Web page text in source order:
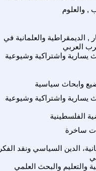
, والعلوم
, الديمقراطية والعلمانية في
العربي
يسارية واشتراكية وشيوعية
وابحاث سياسية
يسارية واشتراكية وشيوعية
الفلسطينية
ساخرة
الدين السياسي ونقد الفكر
والتعليم والبحث العلمي